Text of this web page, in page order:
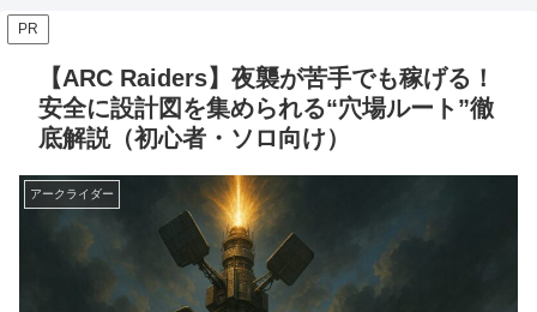
PR
【ARC Raiders】夜襲が苦手でも稼げる！
安全に設計図を集められる“穴場ルート”徹
底解説（初心者・ソロ向け）
アークライダー